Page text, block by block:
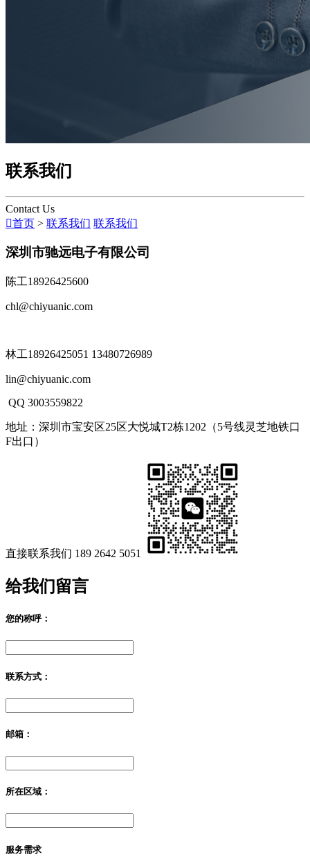
联系我们
Contact Us
首页 > 联系我们 联系我们
深圳市驰远电子有限公司
陈工18926425600
chl@chiyuanic.com
林工18926425051 13480726989
lin@chiyuanic.com
QQ 3003559822
地址：深圳市宝安区25区大悦城T2栋1202（5号线灵芝地铁口
F出口）
直接联系我们 189 2642 5051
给我们留言
您的称呼：
联系方式：
邮箱：
所在区域：
服务需求